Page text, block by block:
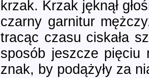
krzak. Krzak jęknął
czarny garnitur
tracąc czasu ciskała
sposób jeszcze pięciu
znak, by podążyły za